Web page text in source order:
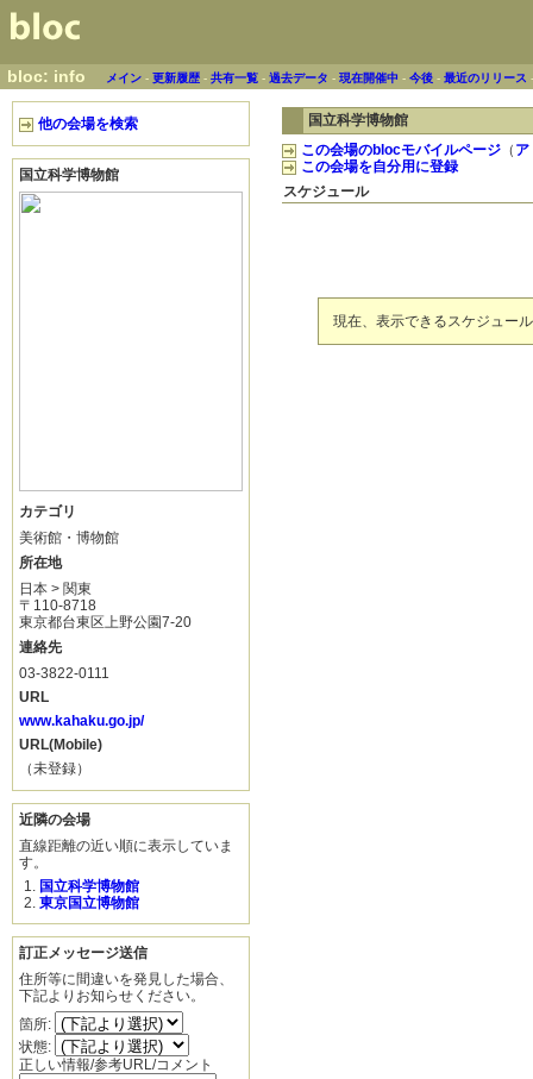
bloc: info メイン -更新履歴 -共有一覧 -過去データ -現在開催中 -今後 -最近のリリース
他の会場を検索
国立科学博物館
カテゴリ
美術館・博物館
所在地
日本 > 関東
〒110-8718
東京都台東区上野公園7-20
連絡先
03-3822-0111
URL
www.kahaku.go.jp/
URL(Mobile)
（未登録）
近隣の会場
直線距離の近い順に表示していま
す。
国立科学博物館
東京国立博物館
訂正メッセージ送信
住所等に間違いを発見した場合、
下記よりお知らせください。
箇所:
状態:
正しい情報/参考URL/コメント
国立科学博物館
この会場のblocモバイルページ （ ア
この会場を自分用に登録
スケジュール
現在、表示できるスケジュー